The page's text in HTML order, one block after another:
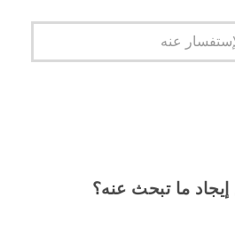
إيجاد ما تبحث عنه؟